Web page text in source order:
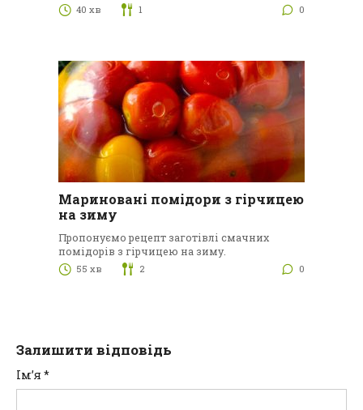
40 хв 1 0
Мариновані помідори з гірчицею
на зиму
Пропонуємо рецепт заготівлі смачних
помідорів з гірчицею на зиму.
55 хв 2 0
Залишити відповідь
Ім’я *